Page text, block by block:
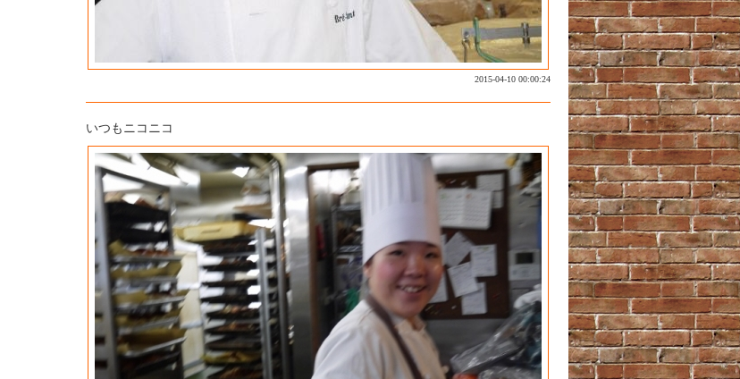
2015-04-10 00:00:24
いつもニコニコ